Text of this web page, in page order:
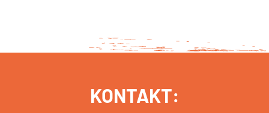
KONTAKT: